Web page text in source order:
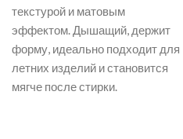
текстурой и матовым
эффектом. Дышащий, держит
форму, идеально подходит для
летних изделий и становится
мягче после стирки.